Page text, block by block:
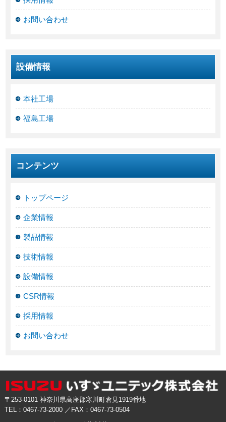
お問い合わせ
設備情報
本社工場
福島工場
コンテンツ
トップページ
企業情報
製品情報
技術情報
設備情報
CSR情報
採用情報
お問い合わせ
〒253-0101 神奈川県高座郡寒川町倉見1919番地
TEL：0467-73-2000 ／FAX：0467-73-0504